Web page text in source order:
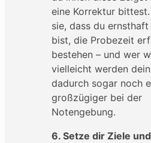
eine Korrektur bittest.
sie, dass du
bist, die Probezeit
bestehen – und wer
vielleicht werden
dadurch sogar noch
großzügiger bei der
Notengebung.
6. Setze dir Ziele